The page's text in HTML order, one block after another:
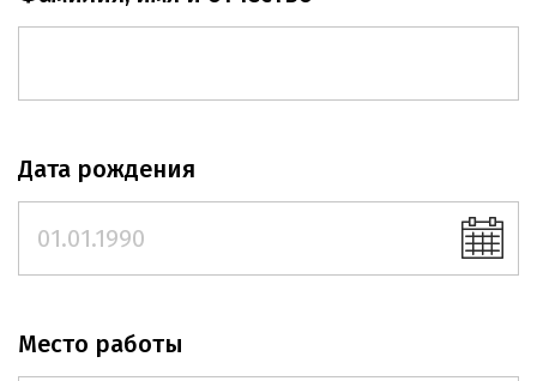
Дата рождения
Место работы